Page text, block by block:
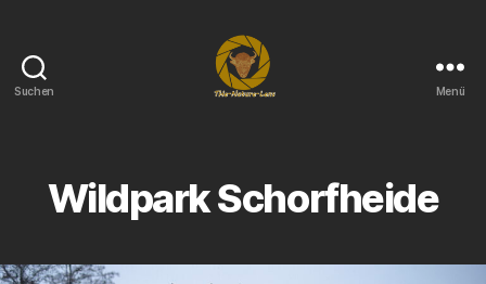
Suchen Menü
Wildpark Schorfheide